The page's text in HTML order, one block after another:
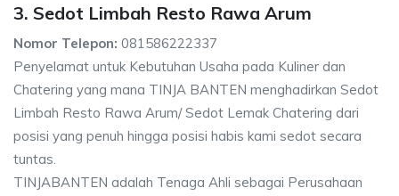
3. Sedot Limbah Resto Rawa Arum
Nomor Telepon: 081586222337
Penyelamat untuk Kebutuhan Usaha pada Kuliner dan
Chatering yang mana TINJA BANTEN menghadirkan Sedot
Limbah Resto Rawa Arum/ Sedot Lemak Chatering dari
posisi yang penuh hingga posisi habis kami sedot secara
tuntas.
TINJABANTEN adalah Tenaga Ahli sebagai Perusahaan